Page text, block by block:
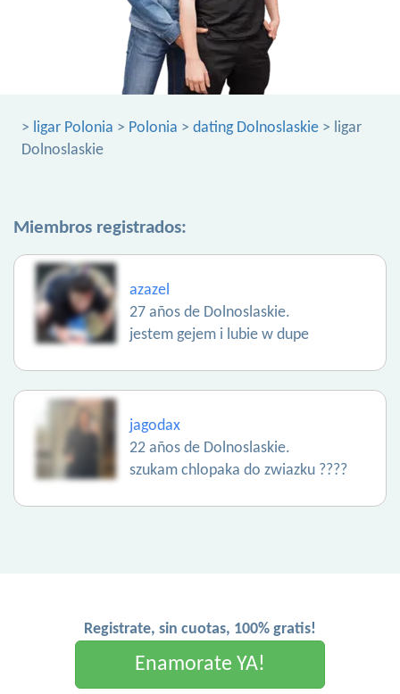
> ligar Polonia > Polonia > dating Dolnoslaskie > ligar
Dolnoslaskie
Miembros registrados:
azazel
27 años de Dolnoslaskie.
jestem gejem i lubie w dupe
jagodax
22 años de Dolnoslaskie.
szukam chlopaka do zwiazku ????
Registrate, sin cuotas, 100% gratis!
Enamorate YA!